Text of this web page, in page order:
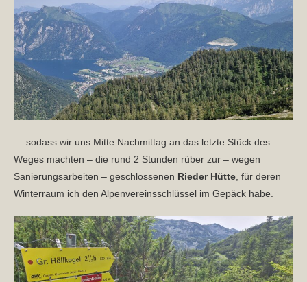
… sodass wir uns Mitte Nachmittag an das letzte Stück des
Weges machten – die rund 2 Stunden rüber zur – wegen
Sanierungsarbeiten – geschlossenen Rieder Hütte, für deren
Winterraum ich den Alpenvereinsschlüssel im Gepäck habe.